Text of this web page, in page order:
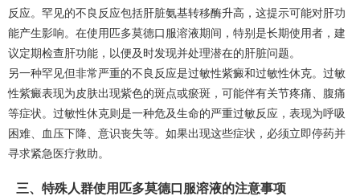
反应。罕见的不良反应包括肝脏氨基转移酶升高，这提示可能对肝功
能产生影响。在使用匹多莫德口服溶液期间，特别是长期使用者，建
议定期检查肝功能，以便及时发现并处理潜在的肝脏问题。
另一种罕见但非常严重的不良反应是过敏性紫癜和过敏性休克。过敏
性紫癜表现为皮肤出现紫色的斑点或瘀斑，可能伴有关节疼痛、腹痛
等症状。过敏性休克则是一种危及生命的严重过敏反应，表现为呼吸
困难、血压下降、意识丧失等。如果出现这些症状，必须立即停药并
寻求紧急医疗救助。
三、特殊人群使用匹多莫德口服溶液的注意事项